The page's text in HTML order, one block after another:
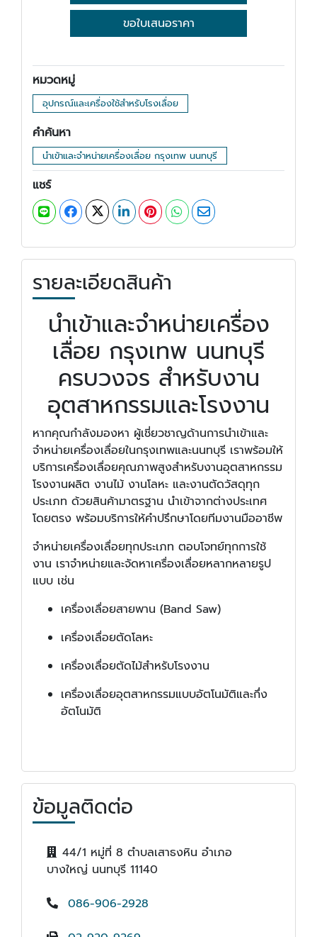
ขอใบเสนอราคา
หมวดหมู่
อุปกรณ์และเครื่องใช้สำหรับโรงเลื่อย
คำค้นหา
นำเข้าและจำหน่ายเครื่องเลื่อย กรุงเทพ นนทบุรี
แชร์
รายละเอียดสินค้า
นำเข้าและจำหน่ายเครื่อง
เลื่อย กรุงเทพ นนทบุรี
ครบวงจร สำหรับงาน
อุตสาหกรรมและโรงงาน
หากคุณกำลังมองหา ผู้เชี่ยวชาญด้านการนำเข้าและ
จำหน่ายเครื่องเลื่อยในกรุงเทพและนนทบุรี เราพร้อมให้
บริการเครื่องเลื่อยคุณภาพสูงสำหรับงานอุตสาหกรรม
โรงงานผลิต งานไม้ งานโลหะ และงานตัดวัสดุทุก
ประเภท ด้วยสินค้ามาตรฐาน นำเข้าจากต่างประเทศ
โดยตรง พร้อมบริการให้คำปรึกษาโดยทีมงานมืออาชีพ
จำหน่ายเครื่องเลื่อยทุกประเภท ตอบโจทย์ทุกการใช้
งาน เราจำหน่ายและจัดหาเครื่องเลื่อยหลากหลายรูป
แบบ เช่น
เครื่องเลื่อยสายพาน (Band Saw)
เครื่องเลื่อยตัดโลหะ
เครื่องเลื่อยตัดไม้สำหรับโรงงาน
เครื่องเลื่อยอุตสาหกรรมแบบอัตโนมัติและกึ่ง
อัตโนมัติ
ข้อมูลติดต่อ
44/1 หมู่ที่ 8 ตำบลเสาธงหิน อำเภอ
บางใหญ่ นนทบุรี 11140
086-906-2928